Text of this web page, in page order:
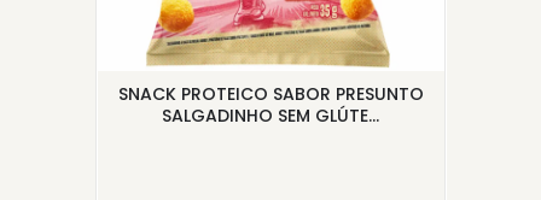
SNACK PROTEICO SABOR PRESUNTO
SALGADINHO SEM GLÚTE...